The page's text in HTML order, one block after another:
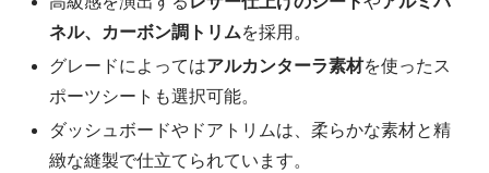
ネル、カーボン調トリムを採用。
グレードによってはアルカンターラ素材を使ったス
ポーツシートも選択可能。
ダッシュボードやドアトリムは、柔らかな素材と精
緻な縫製で仕立てられています。